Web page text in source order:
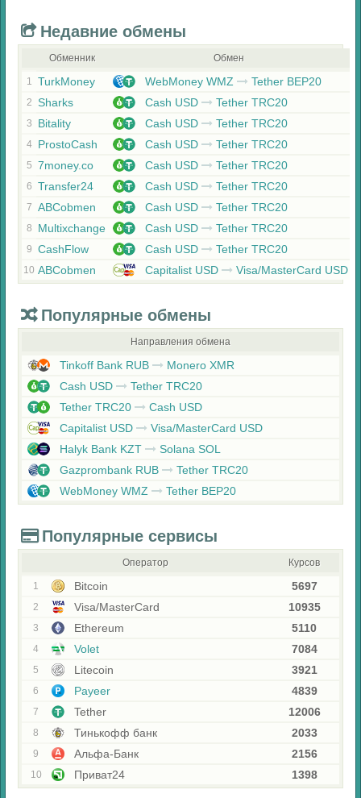
Недавние обмены
Обменник Обмен
1 TurkMoney WebMoney WMZ Tether BEP20
2 Sharks Cash USD Tether TRC20
3 Bitality Cash USD Tether TRC20
4 ProstoCash Cash USD Tether TRC20
5 7money.co Cash USD Tether TRC20
6 Transfer24 Cash USD Tether TRC20
7 ABCobmen Cash USD Tether TRC20
8 Multixchange Cash USD Tether TRC20
9 CashFlow Cash USD Tether TRC20
10 ABCobmen Capitalist USD Visa/MasterCard USD
Популярные обмены
Направления обмена
Tinkoff Bank RUB
Monero XMR
Cash USD
Tether TRC20
Tether TRC20
Cash USD
Capitalist USD
Visa/MasterCard USD
Halyk Bank KZT
Solana SOL
Gazprombank RUB
Tether TRC20
WebMoney WMZ
Tether BEP20
Популярные сервисы
Оператор Курсов
1 Bitcoin 5697
2 Visa/MasterCard 10935
3 Ethereum 5110
4 Volet 7084
5 Litecoin 3921
6 Payeer 4839
7 Tether 12006
8 Тинькофф банк 2033
9 Альфа-Банк 2156
10 Приват24 1398